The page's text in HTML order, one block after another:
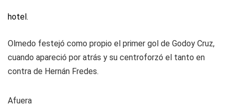
hotel.
Olmedo festejó como propio el primer gol de Godoy Cruz,
cuando apareció por atrás y su centroforzó el tanto en
contra de Hernán Fredes.
Afuera